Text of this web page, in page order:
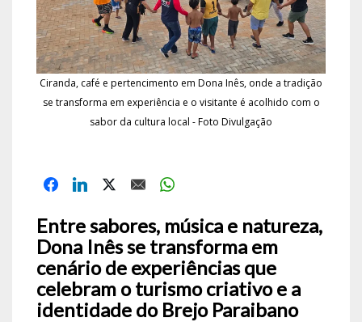
Ciranda, café e pertencimento em Dona Inês, onde a tradição
se transforma em experiência e o visitante é acolhido com o
sabor da cultura local - Foto Divulgação
Entre sabores, música e natureza,
Dona Inês se transforma em
cenário de experiências que
celebram o turismo criativo e a
identidade do Brejo Paraibano